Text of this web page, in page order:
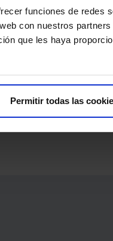
funciones de redes
con nuestros partners
que les haya
Permitir todas las
ofrecemos a